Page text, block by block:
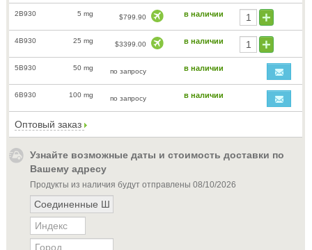
2B930 5 mg $799.90 в наличии
4B930 25 mg $3399.00 в наличии
5B930 50 mg по запросу в наличии
6B930 100 mg по запросу в наличии
Оптовый заказ
Узнайте возможные даты и стоимость доставки по
Вашему адресу
Продукты из наличия будут отправлены 08/10/2026